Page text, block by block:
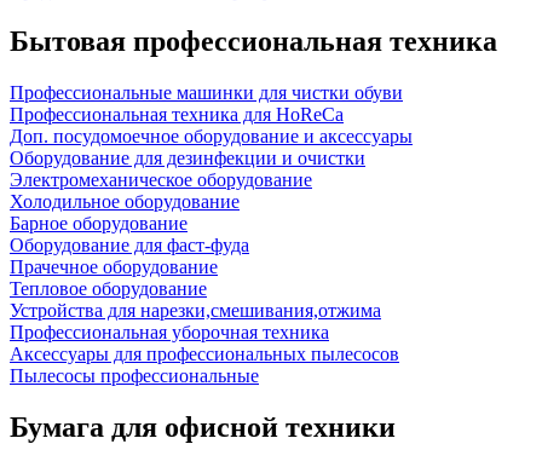
Бытовая профессиональная техника
Профессиональные машинки для чистки обуви
Профессиональная техника для HoReCa
Доп. посудомоечное оборудование и аксессуары
Оборудование для дезинфекции и очистки
Электромеханическое оборудование
Холодильное оборудование
Барное оборудование
Оборудование для фаст-фуда
Прачечное оборудование
Тепловое оборудование
Устройства для нарезки,смешивания,отжима
Профессиональная уборочная техника
Аксессуары для профессиональных пылесосов
Пылесосы профессиональные
Бумага для офисной техники